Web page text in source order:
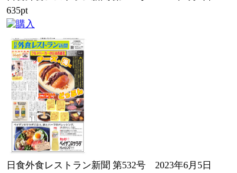
635pt
日食外食レストラン新聞 第532号 2023年6月5日